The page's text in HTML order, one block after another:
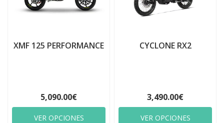
XMF 125 PERFORMANCE
5,090.00€
VER OPCIONES
CYCLONE RX2
3,490.00€
VER OPCIONES